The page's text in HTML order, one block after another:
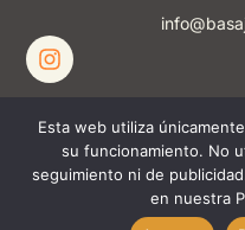
© 2025 Diseñado y
Esta web utiliza
su funcionamiento. No
seguimiento ni de
en nuestra